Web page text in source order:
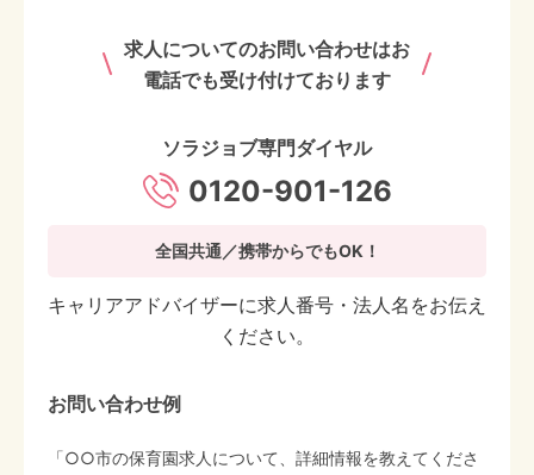
求人についてのお問い合わせはお
電話でも受け付けております
ソラジョブ専門ダイヤル
0120-901-126
全国共通／携帯からでもOK！
キャリアアドバイザーに求人番号・法人名をお伝え
ください。
お問い合わせ例
「○○市の保育園求人について、詳細情報を教えてくださ